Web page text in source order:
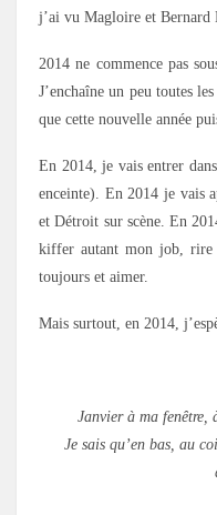
j’ai vu Magloire et Bernard
2014 ne commence pas
J’enchaîne un peu toutes
que cette nouvelle année
En 2014, je vais entrer
enceinte). En 2014 je vais
et Détroit sur scène. En
kiffer autant mon job, rire
toujours et aimer.
Mais surtout, en 2014,
Janvier à ma fenêtre,
Je sais qu’en bas, au